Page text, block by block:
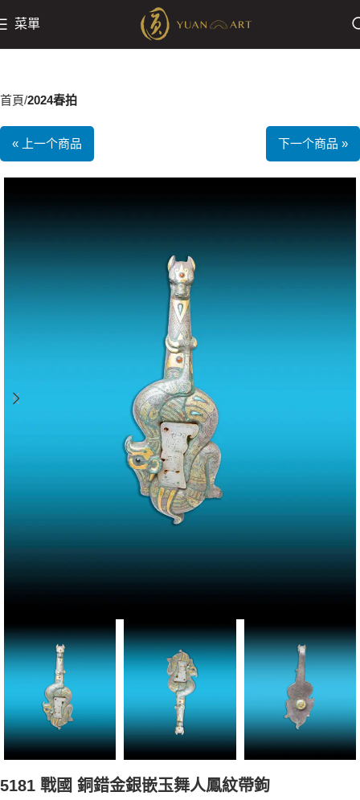
菜單
首頁 2024春拍
« 上一个商品 下一个商品 »
5181 戰國 銅錯金銀嵌玉舞人鳳紋帶鉤